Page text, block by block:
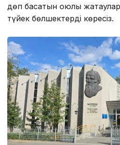
дөп басатын оюлы
түйек бөлшектерді көресіз.